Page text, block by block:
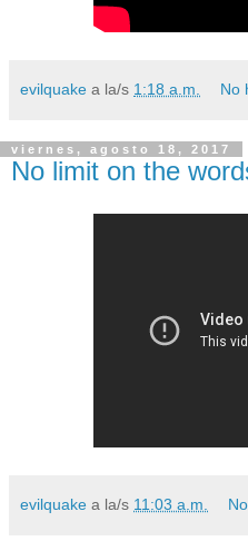
evilquake a la/s 1:18 a.m. No
viernes, agosto 18, 2017
No limit on the
evilquake a la/s 11:03 a.m.